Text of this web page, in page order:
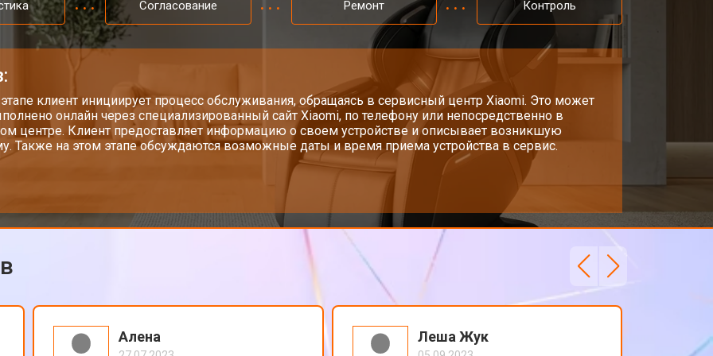
от 3300 ₽ Заказать
от 60 мин от 3200 ₽ Заказать
от 120 мин от 4400 ₽ Заказать
от 6200 ₽
от 3500 ₽
Согласование Ремонт Контроль
клиент инициирует процесс обслуживания, обращаясь в сервисный центр Xiaomi. Это может
онлайн через специализированный сайт Xiaomi, по телефону или непосредственно в
центре. Клиент предоставляет информацию о своем устройстве и описывает возникшую
Также на этом этапе обсуждаются возможные даты и время приема устройства в сервис.
Алена Леша Жук